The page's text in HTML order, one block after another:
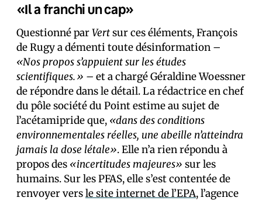
«Il a franchi un cap»
Questionné parVertsur ces éléments, François
de Rugy a démenti toute désinformation –
«Nos propos s’appuient sur les études
scientifiques.» – et a chargé Géraldine Woessner
de répondre dans le détail. La rédactrice en chef
du pôle société du Point estime au sujet de
l’acétamipride que, «dans des conditions
environnementales réelles, une abeille n’atteindra
jamais la dose létale». Elle n’a rien répondu à
propos des «incertitudes majeures» sur les
humains. Sur les PFAS, elle s’est contentée de
renvoyer versle site internet de l’EPA, l’agence